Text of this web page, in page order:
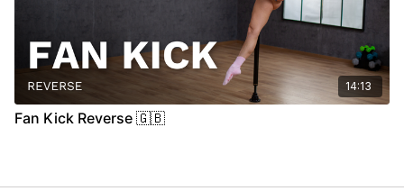
14:13
Fan Kick Reverse 🇬🇧